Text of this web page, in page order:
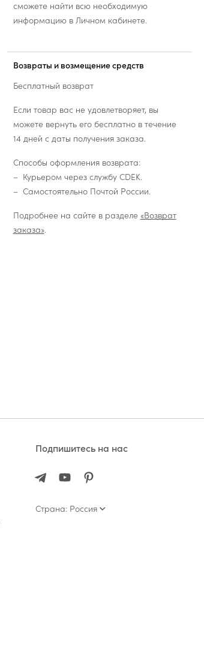
сможете найти всю необходимую
информацию в Личном кабинете.
Возвраты и возмещение средств
Бесплатный возврат
Если товар вас не удовлетворяет, вы
можете вернуть его бесплатно в течение
14 дней с даты получения заказа.
Способы оформления возврата:
Курьером через службу CDEK.
Самостоятельно Почтой России.
Подробнее на сайте в разделе «Возврат
заказа».
Подпишитесь на нас
Страна: Россия